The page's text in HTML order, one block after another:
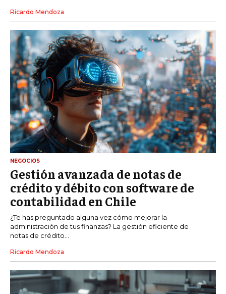
Ricardo Mendoza
NEGOCIOS
Gestión avanzada de notas de
crédito y débito con software de
contabilidad en Chile
¿Te has preguntado alguna vez cómo mejorar la
administración de tus finanzas? La gestión eficiente de
notas de crédito...
Ricardo Mendoza